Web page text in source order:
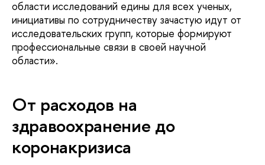
области исследований едины для всех ученых,
инициативы по сотрудничеству зачастую идут от
исследовательских групп, которые формируют
профессиональные связи в своей научной
области».
От расходов на
здравоохранение до
коронакризиса